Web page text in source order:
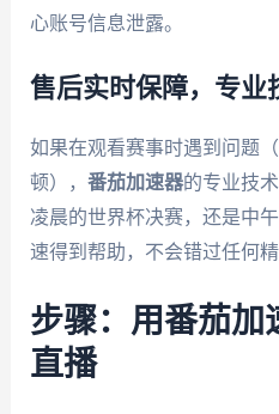
心账号信息泄露。
售后实时保障，专业
如果在观看赛事时遇到问题
顿）， 番茄加速器的专业技
凌晨的世界杯决赛，还是中
速得到帮助，不会错过任何精
步骤：用番茄加
直播